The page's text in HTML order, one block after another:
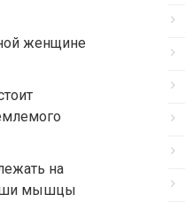
женщине
на
мышцы